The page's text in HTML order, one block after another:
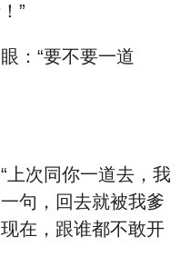
”
：“要不要一道
上次同你一道去，我
句，回去就被我爹
在，跟谁都不敢开